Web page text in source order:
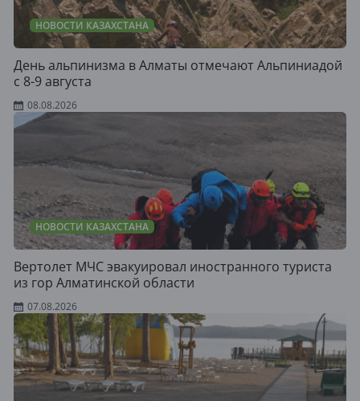
НОВОСТИ КАЗАХСТАНА
День альпинизма в Алматы отмечают Альпиниадой
с 8-9 августа
08.08.2026
НОВОСТИ КАЗАХСТАНА
Вертолет МЧС эвакуировал иностранного туриста
из гор Алматинской области
07.08.2026